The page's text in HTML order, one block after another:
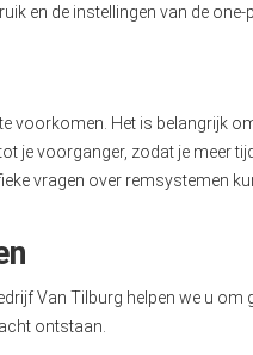
en de instellingen van de one-
Het is belangrijk
voorganger, zodat je meer
vragen over remsystemen
Van Tilburg helpen we u
ontstaan.